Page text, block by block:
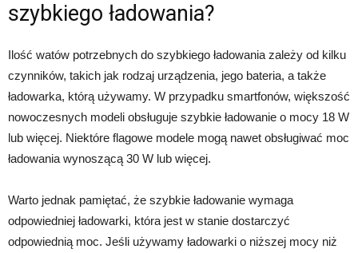
szybkiego ładowania?
Ilość watów potrzebnych do szybkiego ładowania zależy od kilku
czynników, takich jak rodzaj urządzenia, jego bateria, a także
ładowarka, którą używamy. W przypadku smartfonów, większość
nowoczesnych modeli obsługuje szybkie ładowanie o mocy 18 W
lub więcej. Niektóre flagowe modele mogą nawet obsługiwać moc
ładowania wynoszącą 30 W lub więcej.
Warto jednak pamiętać, że szybkie ładowanie wymaga
odpowiedniej ładowarki, która jest w stanie dostarczyć
odpowiednią moc. Jeśli używamy ładowarki o niższej mocy niż